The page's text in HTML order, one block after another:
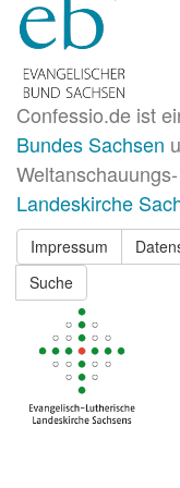
Confessio.de ist
Bundes Sachsen
Landeskirche
Impressum
Suche